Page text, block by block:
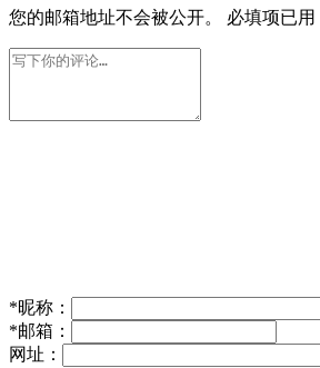
您的邮箱地址不会被公开。 必填项已用
*昵称：
*邮箱：
网址：